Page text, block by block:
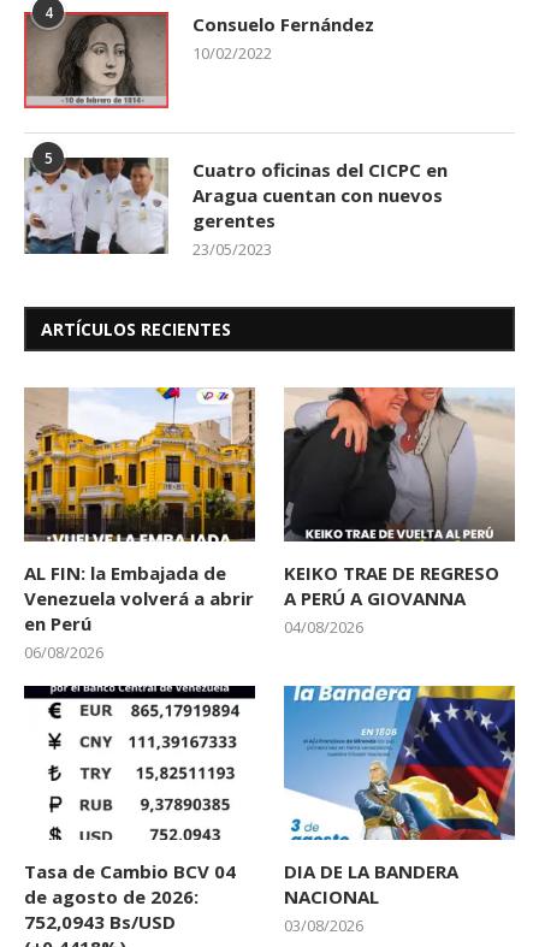
4 Consuelo Fernández
10/02/2022
5
Cuatro oficinas del CICPC en
Aragua cuentan con nuevos
gerentes
23/05/2023
ARTÍCULOS RECIENTES
AL FIN: la Embajada de
Venezuela volverá a abrir
en Perú
06/08/2026
KEIKO TRAE DE REGRESO
A PERÚ A GIOVANNA
04/08/2026
Tasa de Cambio BCV 04
de agosto de 2026:
752,0943 Bs/USD
DIA DE LA BANDERA
NACIONAL
03/08/2026